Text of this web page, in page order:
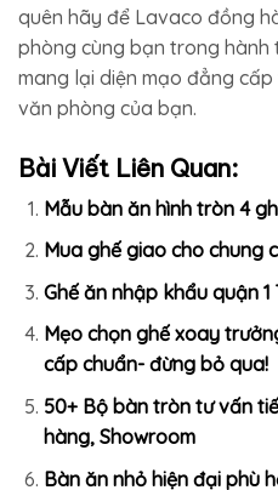
quên hãy để Lavaco đồng
phòng cùng bạn trong hành
mang lại diện mạo đẳng
văn phòng của bạn.
Bài Viết Liên Quan:
Mẫu bàn ăn hình tròn 4
Mua ghế giao cho chung
Ghế ăn nhập khẩu quận 1
Mẹo chọn ghế xoay
cấp chuẩn- đừng bỏ qua!
50+ Bộ bàn tròn tư vấn
hàng, Showroom
Bàn ăn nhỏ hiện đại phù